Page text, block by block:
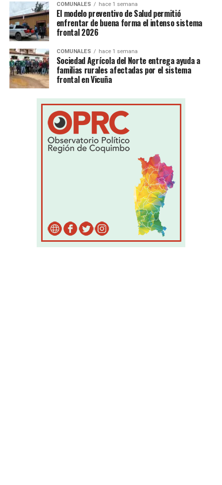
COMUNALES hace 1 semana
El modelo preventivo de Salud permitió
enfrentar de buena forma el intenso sistema
frontal 2026
COMUNALES hace 1 semana
Sociedad Agrícola del Norte entrega ayuda a
familias rurales afectadas por el sistema
frontal en Vicuña